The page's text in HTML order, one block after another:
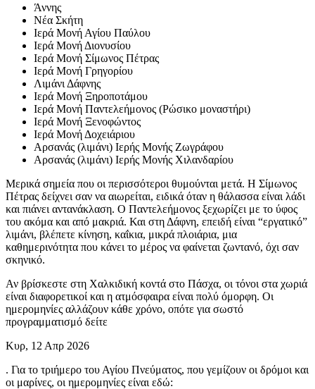
Άννης
Νέα Σκήτη
Ιερά Μονή Αγίου Παύλου
Ιερά Μονή Διονυσίου
Ιερά Μονή Σίμωνος Πέτρας
Ιερά Μονή Γρηγορίου
Λιμάνι Δάφνης
Ιερά Μονή Ξηροποτάμου
Ιερά Μονή Παντελεήμονος (Ρώσικο μοναστήρι)
Ιερά Μονή Ξενοφώντος
Ιερά Μονή Δοχειάριου
Αρσανάς (λιμάνι) Ιερής Μονής Ζωγράφου
Αρσανάς (λιμάνι) Ιερής Μονής Χιλανδαρίου
Μερικά σημεία που οι περισσότεροι θυμούνται μετά. Η Σίμωνος
Πέτρας δείχνει σαν να αιωρείται, ειδικά όταν η θάλασσα είναι λάδι
και πιάνει αντανάκλαση. Ο Παντελεήμονος ξεχωρίζει με το ύφος
του ακόμα και από μακριά. Και στη Δάφνη, επειδή είναι “εργατικό”
λιμάνι, βλέπετε κίνηση, καΐκια, μικρά πλοιάρια, μια
καθημερινότητα που κάνει το μέρος να φαίνεται ζωντανό, όχι σαν
σκηνικό.
Αν βρίσκεστε στη Χαλκιδική κοντά στο Πάσχα, οι τόνοι στα χωριά
είναι διαφορετικοί και η ατμόσφαιρα είναι πολύ όμορφη. Οι
ημερομηνίες αλλάζουν κάθε χρόνο, οπότε για σωστό
προγραμματισμό δείτε
Κυρ, 12 Απρ 2026
. Για το τριήμερο του Αγίου Πνεύματος, που γεμίζουν οι δρόμοι και
οι μαρίνες, οι ημερομηνίες είναι εδώ: